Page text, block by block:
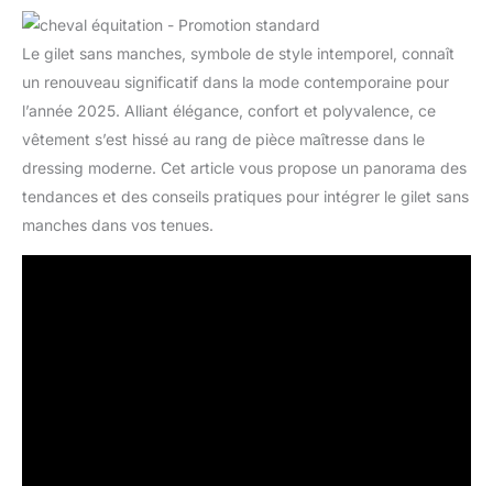
Le gilet sans manches, symbole de style intemporel, connaît
un renouveau significatif dans la mode contemporaine pour
l’année 2025. Alliant élégance, confort et polyvalence, ce
vêtement s’est hissé au rang de pièce maîtresse dans le
dressing moderne. Cet article vous propose un panorama des
tendances et des conseils pratiques pour intégrer le gilet sans
manches dans vos tenues.